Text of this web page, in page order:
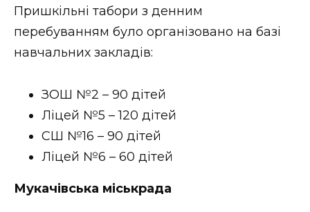
Пришкільні табори з денним
перебуванням було організовано на базі
навчальних закладів:
ЗОШ №2 – 90 дітей
Ліцей №5 – 120 дітей
СШ №16 – 90 дітей
Ліцей №6 – 60 дітей
Мукачівська міськрада